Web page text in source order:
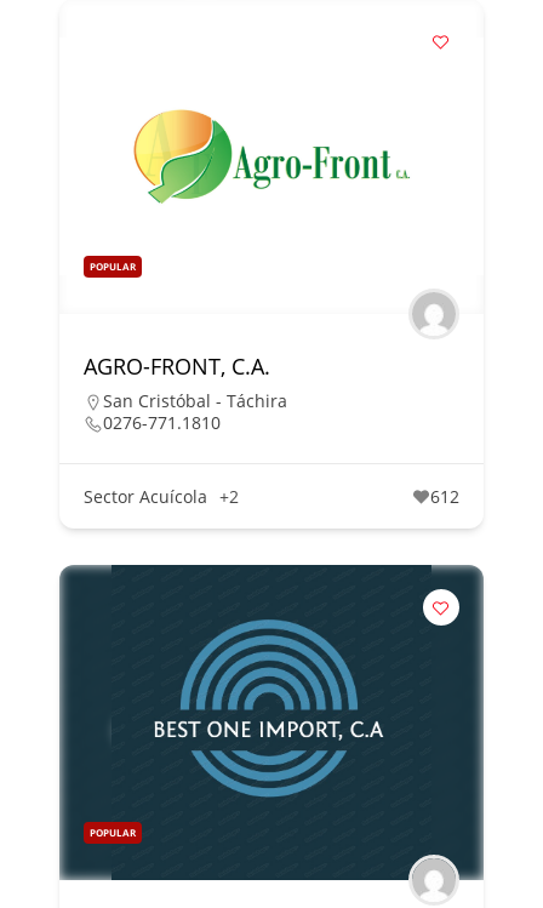
POPULAR
AGRO-FRONT, C.A.
San Cristóbal - Táchira
0276-771.1810
Sector Acuícola +2 612
POPULAR